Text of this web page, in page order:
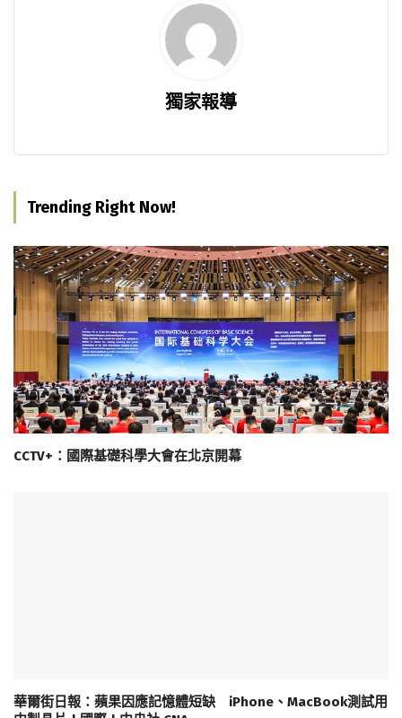
獨家報導
Trending Right Now!
CCTV+：國際基礎科學大會在北京開幕
華爾街日報：蘋果因應記憶體短缺 iPhone、MacBook測試用